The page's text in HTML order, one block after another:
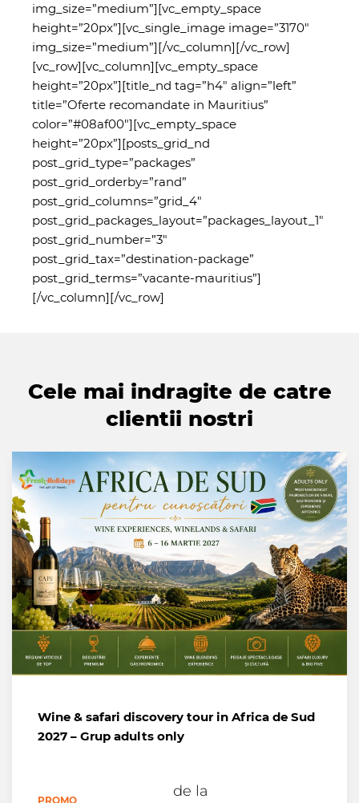
img_size=”medium”][vc_empty_space
height=”20px”][vc_single_image image=”3170″
img_size=”medium”][/vc_column][/vc_row]
[vc_row][vc_column][vc_empty_space
height=”20px”][title_nd tag=”h4″ align=”left”
title=”Oferte recomandate in Mauritius”
color=”#08af00″][vc_empty_space
height=”20px”][posts_grid_nd
post_grid_type=”packages”
post_grid_orderby=”rand”
post_grid_columns=”grid_4″
post_grid_packages_layout=”packages_layout_1″
post_grid_number=”3″
post_grid_tax=”destination-package”
post_grid_terms=”vacante-mauritius”]
[/vc_column][/vc_row]
Cele mai indragite de catre
clientii nostri
Wine & safari discovery tour in Africa de Sud
2027 – Grup adults only
PROMO
de la